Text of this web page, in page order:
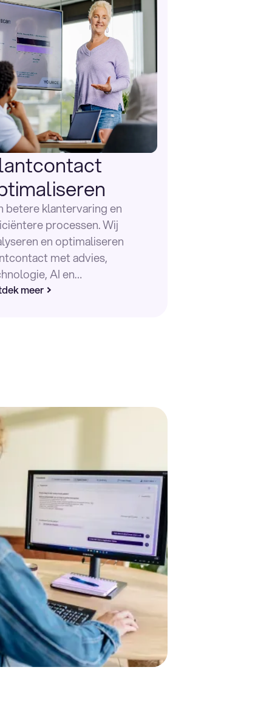
betere klantervaring en
processen. Wij
en optimaliseren
met advies,
AI en
over de hele
meer